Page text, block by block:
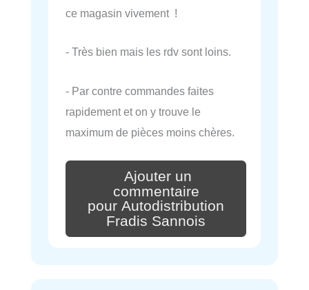
ce magasin vivement !
- Très bien mais les rdv sont loins.
- Par contre commandes faites
rapidement et on y trouve le
maximum de pièces moins chères.
Ajouter un
commentaire
pour Autodistribution
Fradis Sannois